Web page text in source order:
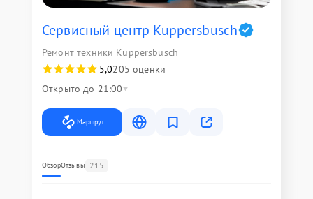
Сервисный центр Kuppersbusch
Ремонт техники Kuppersbusch
5,0205 оценки
Открыто до 21:00
Маршрут
ОбзорОтзывы 215